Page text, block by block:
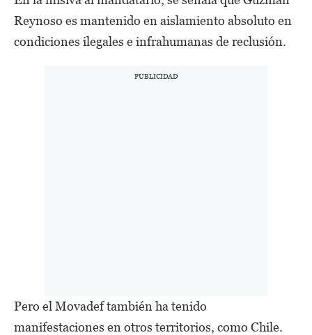
Reynoso es mantenido en aislamiento absoluto en
condiciones ilegales e infrahumanas de reclusión.
Pero el Movadef también ha tenido
manifestaciones en otros territorios, como Chile.